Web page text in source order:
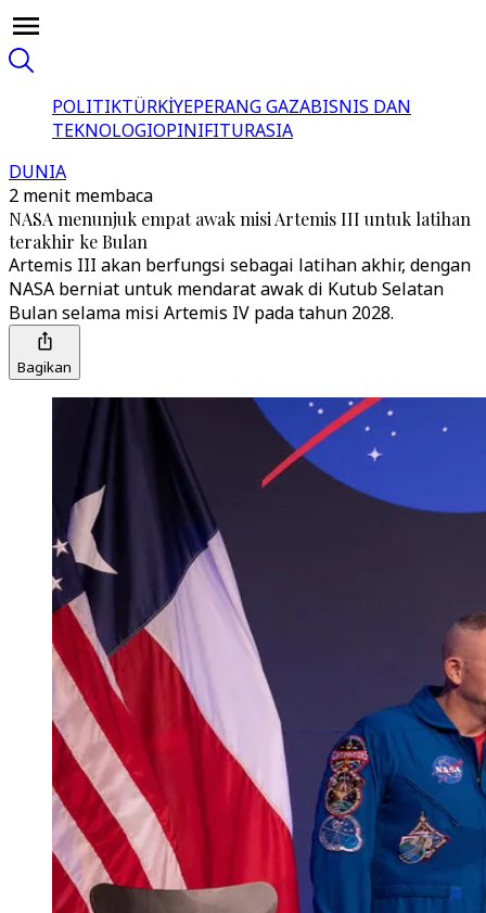
POLITIKTÜRKİYEPERANG GAZABISNIS DAN
TEKNOLOGIOPINIFITURASIA
DUNIA
2 menit membaca
NASA menunjuk empat awak misi Artemis III untuk latihan
terakhir ke Bulan
Artemis III akan berfungsi sebagai latihan akhir, dengan
NASA berniat untuk mendarat awak di Kutub Selatan
Bulan selama misi Artemis IV pada tahun 2028.
Bagikan